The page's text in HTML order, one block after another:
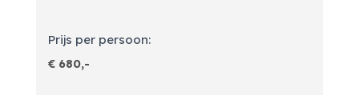
Prijs per persoon: